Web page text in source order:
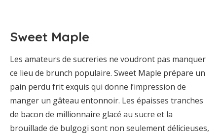
Sweet Maple
Les amateurs de sucreries ne voudront pas manquer
ce lieu de brunch populaire. Sweet Maple prépare un
pain perdu frit exquis qui donne l’impression de
manger un gâteau entonnoir. Les épaisses tranches
de bacon de millionnaire glacé au sucre et la
brouillade de bulgogi sont non seulement délicieuses,